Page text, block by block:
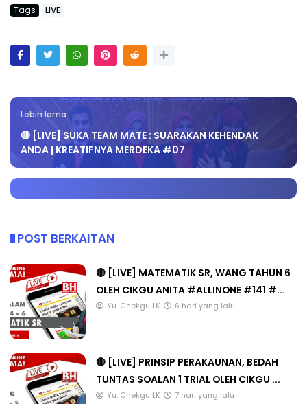
Tags LIVE
Lebih lama
🔴 [LIVE] SUKA TEAM MATE : SUARAKAN KEHENDAK
ANDA | KREATIFNYA MERDEKA #07
POST BERKAITAN
🔴 [LIVE] MATEMATIK SR, WANG TAHUN 6
OLEH CIKGU ANITA #ALLINONE #141 #...
Yu. Chekgu LK 6 hari yang lalu
🔴 [LIVE] PRINSIP PERAKAUNAN, BEDAH
TUNTAS SOALAN 1 TRIAL OLEH CIKGU ...
Yu. Chekgu LK 7 hari yang lalu